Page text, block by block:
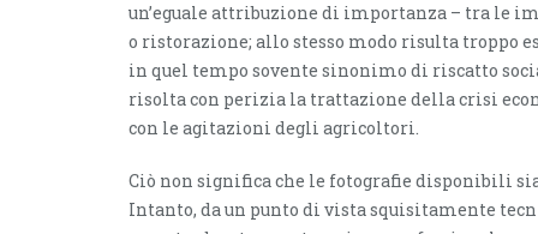
un’eguale attribuzione di importanza – tra le
o ristorazione; allo stesso modo risulta troppo
in quel tempo sovente sinonimo di riscatto
risolta con perizia la trattazione della crisi
con le agitazioni degli agricoltori.
Ciò non significa che le fotografie disponibili
Intanto, da un punto di vista squisitamente